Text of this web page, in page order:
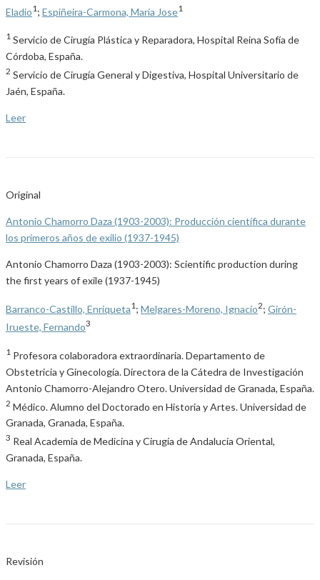
Eladio1 ; Espiñeira-Carmona, María Jose1
1 Servicio de Cirugía Plástica y Reparadora, Hospital Reina Sofía de
Córdoba, España.
2 Servicio de Cirugía General y Digestiva, Hospital Universitario de
Jaén, España.
Leer
Original
Antonio Chamorro Daza (1903-2003): Producción científica durante
los primeros años de exilio (1937-1945)
Antonio Chamorro Daza (1903-2003): Scientific production during
the first years of exile (1937-1945)
Barranco-Castillo, Enriqueta1 ; Melgares-Moreno, Ignacio2; Girón-
Irueste, Fernando3
1 Profesora colaboradora extraordinaria. Departamento de
Obstetricia y Ginecología. Directora de la Cátedra de Investigación
Antonio Chamorro-Alejandro Otero. Universidad de Granada, España.
2 Médico. Alumno del Doctorado en Historia y Artes. Universidad de
Granada, Granada, España.
3 Real Academia de Medicina y Cirugía de Andalucía Oriental,
Granada, España.
Leer
Revisión